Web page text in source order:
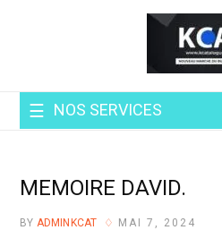
NOS SERVICES
MEMOIRE DAVID.
BY ADMINKCAT MAI 7, 2024